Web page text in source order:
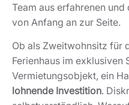
Team aus erfahrenen
von Anfang an zur Seite.
Ob als Zweitwohnsitz für
Ferienhaus im exklusiven
Vermietungsobjekt, ein
lohnende Investition.